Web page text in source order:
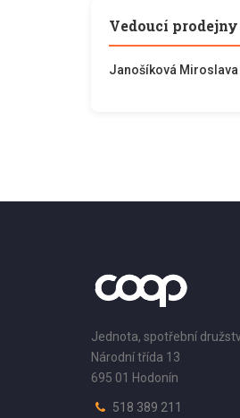
Vedoucí prodejny
Janošíková Miroslava
Jednota, spotřební
Národní třída 13
695 01 Hodonín
518 389 211